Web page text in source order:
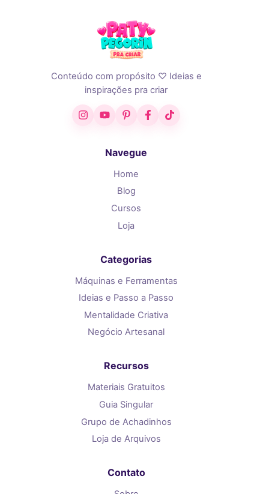
Conteúdo com propósito ♡ Ideias e
inspirações pra criar
InstagramYouTubePinterestFacebook
TikTok
Navegue
Home
Blog
Cursos
Loja
Categorias
Máquinas e Ferramentas
Ideias e Passo a Passo
Mentalidade Criativa
Negócio Artesanal
Recursos
Materiais Gratuitos
Guia Singular
Grupo de Achadinhos
Loja de Arquivos
Contato